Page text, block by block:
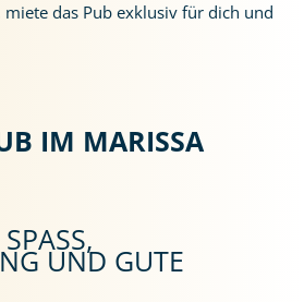
das Pub exklusiv für dich und
IM MARISSA
E
UND GUTE S